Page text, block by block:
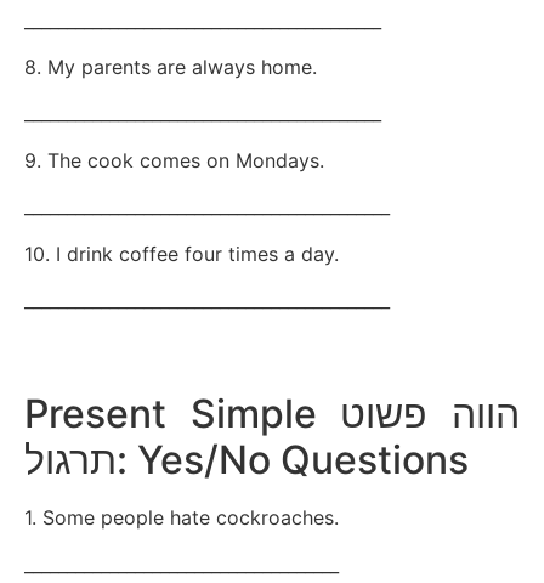
8. My parents are always home.
9. The cook comes on Mondays.
10. I drink coffee four times a day.
Present Simple הווה פשוט
תרגול: Yes/No Questions
1. Some people hate cockroaches.